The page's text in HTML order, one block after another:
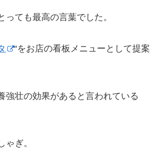
ても最高の言葉でした。
“をお店の看板メニューとして提案
強壮の効果があると言われている
ぎ。